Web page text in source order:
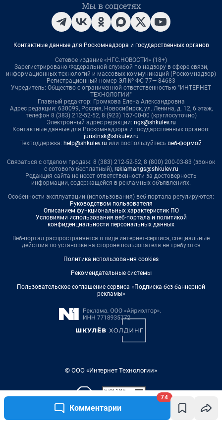
Комментарии
74
Мы в соцсетях
Контактные данные для Роскомнадзора и государственных органов
Сетевое издание «НГС.НОВОСТИ» (18+)
Зарегистрировано Федеральной службой по надзору в сфере связи,
информационных технологий и массовых коммуникаций (Роскомнадзор)
Регистрационный номер ЭЛ № ФС 77— 84683
Учредитель: Общество с ограниченной ответственностью "ИНТЕРНЕТ
ТЕХНОЛОГИИ"
Главный редактор: Громкова Елена Александровна
Адрес редакции: 630099, Россия, Новосибирск, ул. Ленина, д. 12, 6 этаж,
телефон 8 (383) 212-52-52, 8 (923) 157-00-00 (круглосуточно)
Электронный адрес редакции: ngs@shkulev.ru
Контактные данные для Роскомнадзора и государственных органов:
juristnsk@shkulev.ru
Техподдержка: help@shkulev.ru или воспользуйтесь веб-формой
Связаться с отделом продаж: 8 (383) 212-52-52, 8 (800) 200-03-83 (звонок
с сотового бесплатный), reklamangs@shkulev.ru
Редакция сайта не несет ответственности за достоверность
информации, содержащейся в рекламных объявлениях.
Особенности эксплуатации (использования) веб-портала регулируются:
Руководством пользователя
Описанием функциональных характеристик ПО
Условиями использования веб-портала и политикой
конфиденциальности персональных данных
Веб-портал распространяется в виде интернет-сервиса, специальные
действия по установке на стороне пользователя не требуются
Политика использования cookies
Рекомендательные системы
Пользовательское соглашение сервиса «Подписка без баннерной
рекламы»
© ООО «Интернет Технологии»